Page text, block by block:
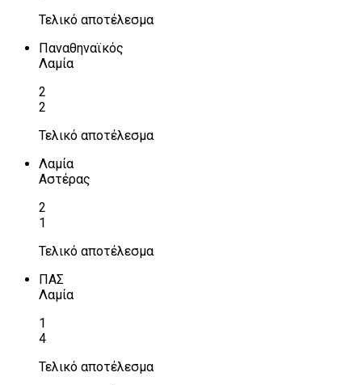
Τελικό αποτέλεσμα
Παναθηναϊκός
Λαμία
2
2
Τελικό αποτέλεσμα
Λαμία
Αστέρας
2
1
Τελικό αποτέλεσμα
ΠΑΣ
Λαμία
1
4
Τελικό αποτέλεσμα